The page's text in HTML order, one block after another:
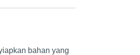
bahan yang